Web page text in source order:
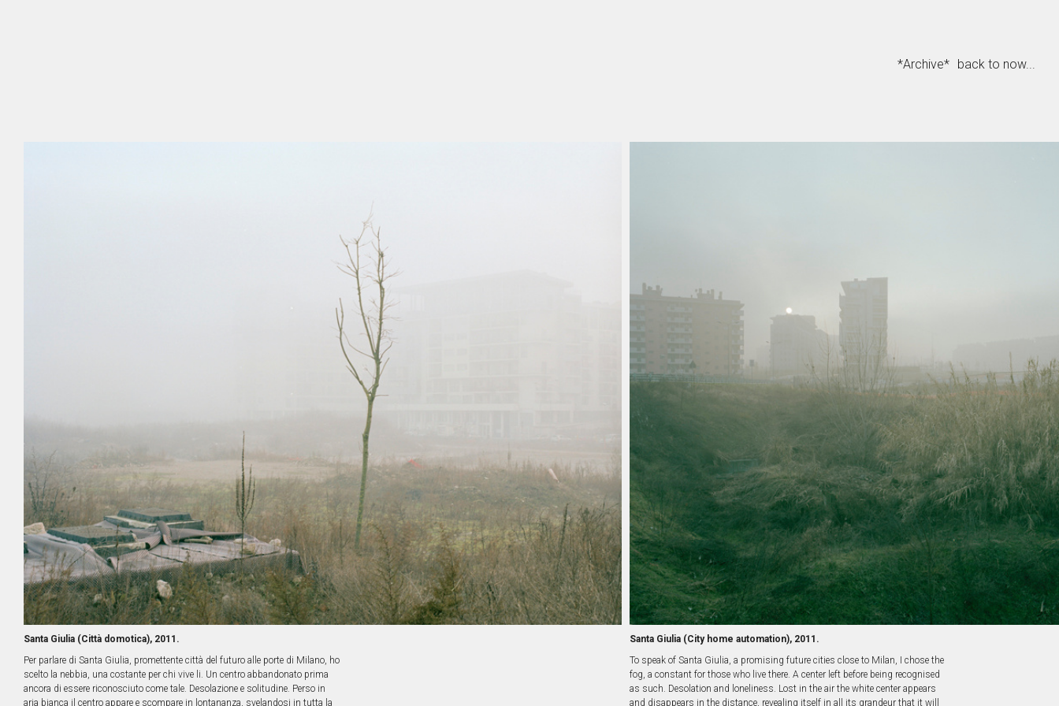
*Archive* back to now...
Santa Giulia (Città domotica), 2011.
Per parlare di Santa Giulia, promettente città del futuro alle porte di Milano, ho
scelto la nebbia, una costante per chi vive li. Un centro abbandonato prima
ancora di essere riconosciuto come tale. Desolazione e solitudine. Perso in
aria bianca il centro appare e scompare in lontananza, svelandosi in tutta la
Santa Giulia (City home automation), 2011.
To speak of Santa Giulia, a promising future cities close to Milan, I chose the
fog, a constant for those who live there. A center left before being recognised
as such. Desolation and loneliness. Lost in the air the white center appears
and disappears in the distance, revealing itself in all its grandeur that it will